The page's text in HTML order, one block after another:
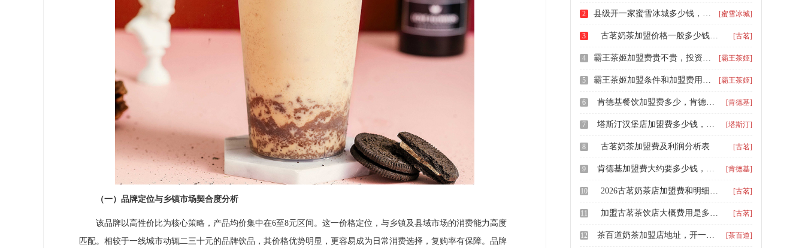
（一）品牌定位与乡镇市场契合度分析
该品牌以高性价比为核心策略，产品均价集中在6至8元区间。这一价格定位，与乡镇及县域市场的消费能力高度
匹配。相较于一线城市动辄二三十元的品牌饮品，其价格优势明显，更容易成为日常消费选择，复购率有保障。品牌
2 县级开一家蜜雪冰城多少钱，三线城市开一家蜜雪冰城多少钱 [蜜雪冰城]
3 古茗奶茶加盟价格一般多少钱啊，镇上古茗加盟流程是什么 [古茗]
4 霸王茶姬加盟费贵不贵，投资一家霸王茶姬多少钱 [霸王茶姬]
5 霸王茶姬加盟条件和加盟费用，目前霸王茶姬还值得加盟吗 [霸王茶姬]
6 肯德基餐饮加盟费多少，肯德基门店加盟费 [肯德基]
7 塔斯汀汉堡店加盟费多少钱，加盟塔斯汀汉堡店要多少钱啊 [塔斯汀]
8 古茗奶茶加盟费及利润分析表 [古茗]
9 肯德基加盟费大约要多少钱，肯德基餐厅要多少加盟费 [肯德基]
10 2026古茗奶茶店加盟费和明细表，古茗门店加盟起来严格吗 [古茗]
11 加盟古茗茶饮店大概费用是多少，古茗奶茶加盟店得多少钱啊 [古茗]
12 茶百道奶茶加盟店地址，开一家茶百道加盟费一览表 [茶百道]